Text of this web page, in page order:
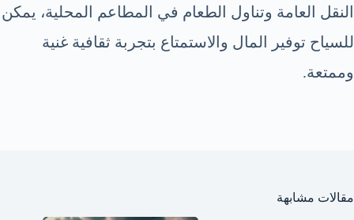
النقل العامة وتناول الطعام في المطاعم المحلية، يمكن
للسياح توفير المال والاستمتاع بتجربة ثقافية غنية
وممتعة.
مقالات مشابهة